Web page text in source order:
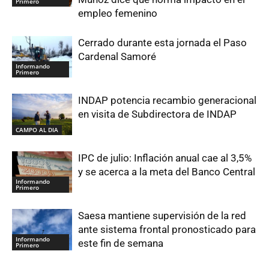
empleo femenino
Informando
Primero
Cerrado durante esta jornada el Paso
Cardenal Samoré
CAMPO AL DIA
INDAP potencia recambio generacional
en visita de Subdirectora de INDAP
Informando
Primero
IPC de julio: Inflación anual cae al 3,5%
y se acerca a la meta del Banco Central
Informando
Primero
Saesa mantiene supervisión de la red
ante sistema frontal pronosticado para
este fin de semana